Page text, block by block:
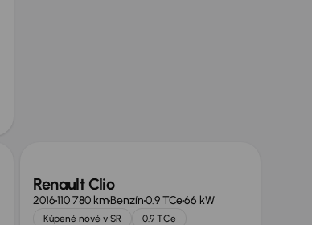
Renault Clio
2016110 780 kmBenzín0.9 TCe66 kW
Kúpené nové v SR
0.9 TCe